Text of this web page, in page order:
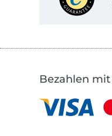
Bezahlen mit